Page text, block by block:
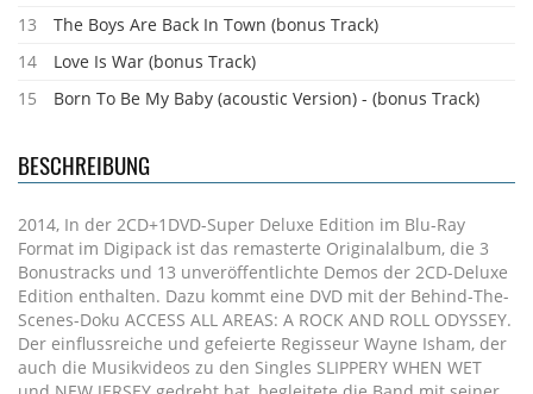
13
The Boys Are Back In Town (bonus Track)
14
Love Is War (bonus Track)
15
Born To Be My Baby (acoustic Version) - (bonus Track)
BESCHREIBUNG
2014, In der 2CD+1DVD-Super Deluxe Edition im Blu-Ray
Format im Digipack ist das remasterte Originalalbum, die 3
Bonustracks und 13 unveröffentlichte Demos der 2CD-Deluxe
Edition enthalten. Dazu kommt eine DVD mit der Behind-The-
Scenes-Doku ACCESS ALL AREAS: A ROCK AND ROLL ODYSSEY.
Der einflussreiche und gefeierte Regisseur Wayne Isham, der
auch die Musikvideos zu den Singles SLIPPERY WHEN WET